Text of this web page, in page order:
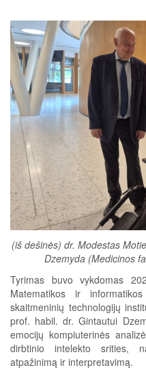
(iš dešinės) dr. Modestas
Dzemyda (Medicinos
Tyrimas buvo vykdomas
Matematikos ir
skaitmeninių technologijų
prof. habil. dr. Gintautui
emocijų kompiuterinės
dirbtinio intelekto srities,
atpažinimą ir interpretavimą.